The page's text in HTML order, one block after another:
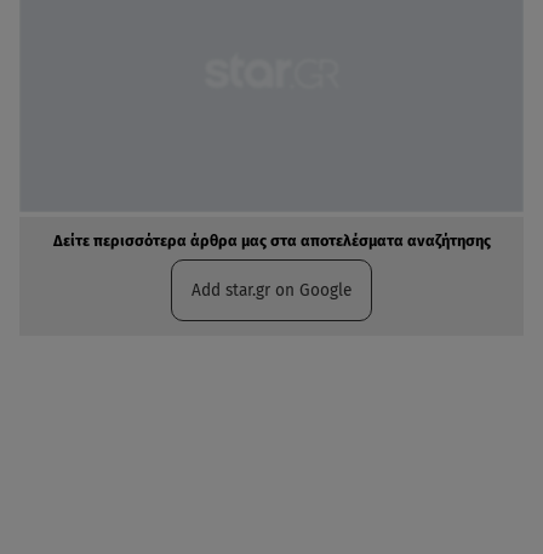
Δείτε περισσότερα άρθρα μας στα αποτελέσματα αναζήτησης
Add star.gr on Google